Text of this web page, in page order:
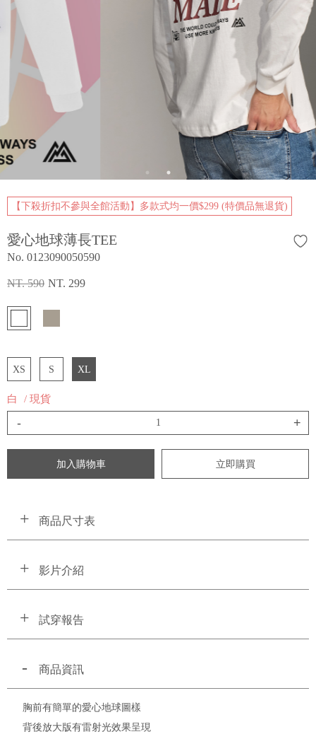
【下殺折扣不參與全館活動】多款式均一價$299 (特價品無退貨)
愛心地球薄長TEE
No. 0123090050590
NT. 590 NT. 299
XS S XL
白 / 現貨
- +
加入購物車 立即購買
商品尺寸表
影片介紹
試穿報告
商品資訊
胸前有簡單的愛心地球圖樣
背後放大版有雷射光效果呈現